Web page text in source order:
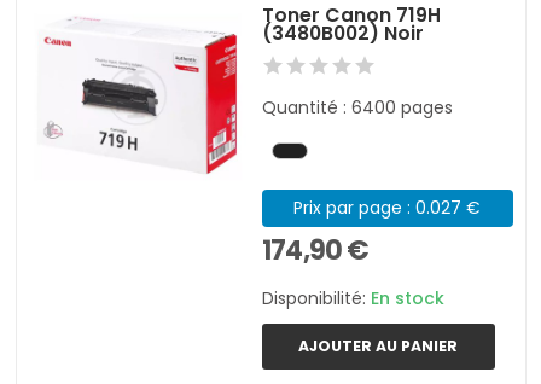
Toner Canon 719H
(3480B002) Noir
Quantité : 6400 pages
Prix par page : 0.027 €
174,90 €
Disponibilité: En stock
AJOUTER AU PANIER